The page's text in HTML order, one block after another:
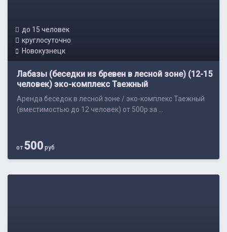
до 15 человек
круглосуточно
Новокузнецк
Лабазы (беседки из бревен в лесной зоне) (12-15
человек) эко-комплекс Таежный
Аренда беседок в лесной зоне / эко-комплекс Таежный
(вместимостью до 12 человек) от 500р за ...
от500 руб